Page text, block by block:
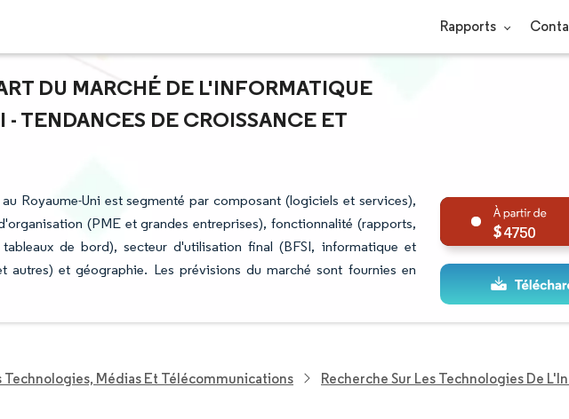
Rapports
DU MARCHÉ DE L'INFORMATIQUE
TENDANCES DE CROISSANCE ET
Royaume-Uni est segmenté par composant (logiciels et services),
(PME et grandes entreprises), fonctionnalité (rapports,
de bord), secteur d'utilisation final (BFSI, informatique et
et géographie. Les prévisions du marché sont fournies en
4750
Technologies, Médias Et Télécommunications Recherche Sur Les Technologies De